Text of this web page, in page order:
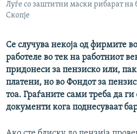
Луѓе со заштитни маски рибарат на
Скопје
Се случува некоја од фирмите
работеле во тек на работниот
придонеси за пензиско или,
платени, но во Фондот за
тоа. Граѓаните сами треба да ги
документи кога поднесуваат